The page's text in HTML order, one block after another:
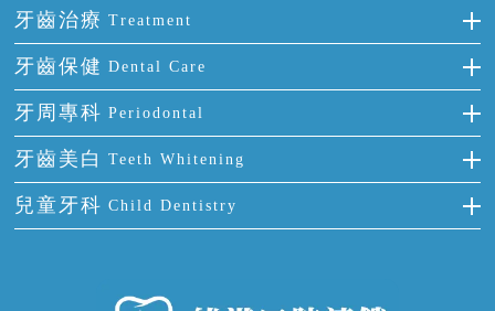
多顆牙缺失
半口缺失
全口缺失
前牙反頜
牙齒擁擠
牙齒前突
牙齒稀疏
全瓷牙
烤瓷牙
氟斑牙
四環素牙
活動假牙
牙貼面
牙齒治療 Treatment
補牙
智齒
根管治療
拔牙
牙痛
牙齒保健 Dental Care
正確刷牙
全國愛牙日
預防牙病
牙科通識
牙周專科 Periodontal
牙周炎
牙齦出血
牙齦炎
牙齒美白 Teeth Whitening
冷光美白
兒童牙科 Child Dentistry